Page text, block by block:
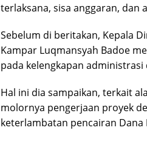
terlaksana, sisa anggaran, dan
Sebelum di beritakan, Kepala
Kampar Luqmansyah Badoe
pada kelengkapan
Hal ini dia sampaikan, terkait
molornya pengerjaan proyek
keterlambatan pencairan Dana